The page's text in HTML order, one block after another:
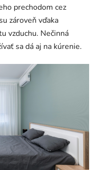
prechodom cez
zároveň vďaka
vzduchu. Nečinná
sa dá aj na kúrenie.